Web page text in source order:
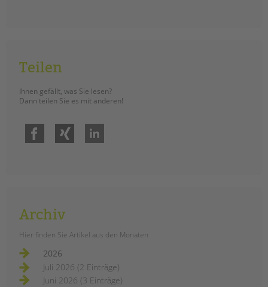
Teilen
Ihnen gefällt, was Sie lesen?
Dann teilen Sie es mit anderen!
Facebook
Archiv
Hier finden Sie Artikel aus den Monaten
2026
Juli 2026 (2 Einträge)
Juni 2026 (3 Einträge)